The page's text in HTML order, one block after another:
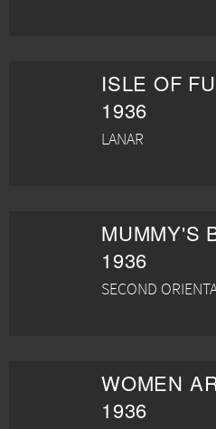
ISLE OF
1936
LANAR
MUMMY'S
1936
SECOND
WOMEN
1936